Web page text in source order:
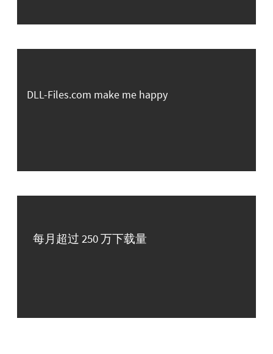
DLL-Files.com make me happy
每月超过 250 万下载量